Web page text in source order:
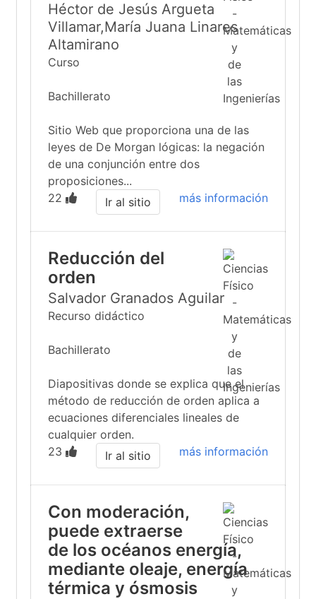
Héctor de Jesús Argueta
Villamar,María Juana Linares
Altamirano
Curso
Bachillerato
Sitio Web que proporciona una de las
leyes de De Morgan lógicas: la negación
de una conjunción entre dos
proposiciones...
22
más información
Ir al sitio
Reducción del
orden
Salvador Granados Aguilar
Recurso didáctico
Bachillerato
Diapositivas donde se explica que el
método de reducción de orden aplica a
ecuaciones diferenciales lineales de
cualquier orden.
23
más información
Ir al sitio
Con moderación,
puede extraerse
de los océanos energía,
mediante oleaje, energía
térmica y ósmosis